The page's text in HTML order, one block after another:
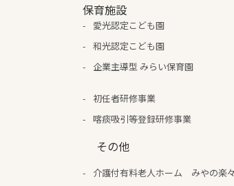
保育施設
愛光認定こども園
和光認定こども園
企業主導型 みらい保育園
初任者研修事業
喀痰吸引等登録研修事業
その他
介護付有料老人ホーム みやの楽